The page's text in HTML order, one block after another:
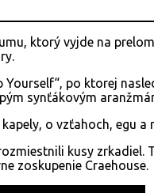
ktorý vyjde na
po ktorej
synťákovým
o vzťahoch,
kusy
zoskupenie Craehouse.